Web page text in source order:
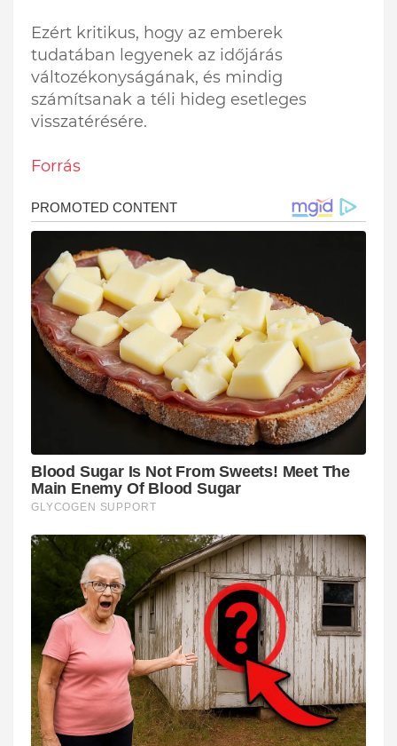
Ezért kritikus, hogy az emberek
tudatában legyenek az időjárás
változékonyságának, és mindig
számítsanak a téli hideg esetleges
visszatérésére.
Forrás